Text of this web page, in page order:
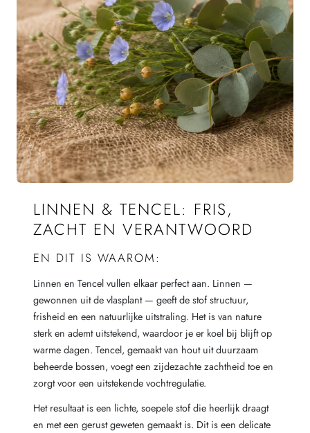
LINNEN & TENCEL: FRIS,
ZACHT EN VERANTWOORD
EN DIT IS WAAROM:
Linnen en Tencel vullen elkaar perfect aan. Linnen —
gewonnen uit de vlasplant — geeft de stof structuur,
frisheid en een natuurlijke uitstraling. Het is van nature
sterk en ademt uitstekend, waardoor je er koel bij blijft op
warme dagen. Tencel, gemaakt van hout uit duurzaam
beheerde bossen, voegt een zijdezachte zachtheid toe en
zorgt voor een uitstekende vochtregulatie.
Het resultaat is een lichte, soepele stof die heerlijk draagt
en met een gerust geweten gemaakt is. Dit is een delicate